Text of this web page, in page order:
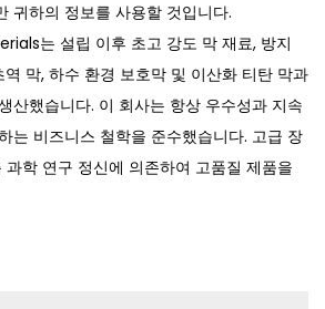
귀하의 정보를 사용할 것입니다.
는 설립 이후 초고 강도 막 재료, 방지
막, 하수 환경 보호막 및 이산화 티탄 막과
산했습니다. 이 회사는 항상 우수성과 지속
는 비즈니스 철학을 준수했습니다. 고급 장
학 연구 정신에 의존하여 고품질 제품을